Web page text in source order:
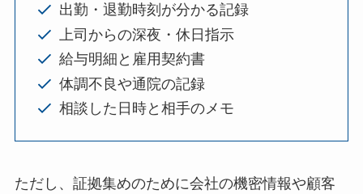
出勤・退勤時刻が分かる記録
上司からの深夜・休日指示
給与明細と雇用契約書
体調不良や通院の記録
相談した日時と相手のメモ
ただし、証拠集めのために会社の機密情報や顧客